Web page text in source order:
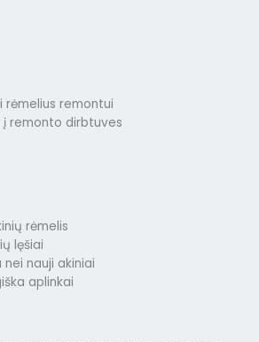
rėmelius remontui
remonto dirbtuves
rėmelis
lęšiai
nei nauji akiniai
aplinkai